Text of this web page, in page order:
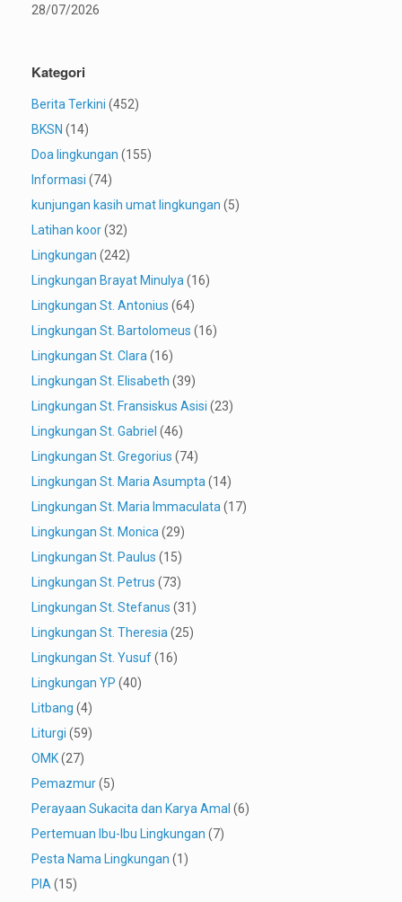
28/07/2026
Kategori
Berita Terkini (452)
BKSN (14)
Doa lingkungan (155)
Informasi (74)
kunjungan kasih umat lingkungan (5)
Latihan koor(32)
Lingkungan (242)
Lingkungan Brayat Minulya (16)
Lingkungan St. Antonius (64)
Lingkungan St. Bartolomeus (16)
Lingkungan St. Clara (16)
Lingkungan St. Elisabeth (39)
Lingkungan St. Fransiskus Asisi (23)
Lingkungan St. Gabriel (46)
Lingkungan St. Gregorius (74)
Lingkungan St. Maria Asumpta (14)
Lingkungan St. Maria Immaculata (17)
Lingkungan St. Monica (29)
Lingkungan St. Paulus (15)
Lingkungan St. Petrus (73)
Lingkungan St. Stefanus (31)
Lingkungan St. Theresia (25)
Lingkungan St. Yusuf(16)
Lingkungan YP (40)
Litbang (4)
Liturgi (59)
OMK(27)
Pemazmur(5)
Perayaan Sukacita dan Karya Amal (6)
Pertemuan Ibu-Ibu Lingkungan (7)
Pesta Nama Lingkungan (1)
PIA (15)